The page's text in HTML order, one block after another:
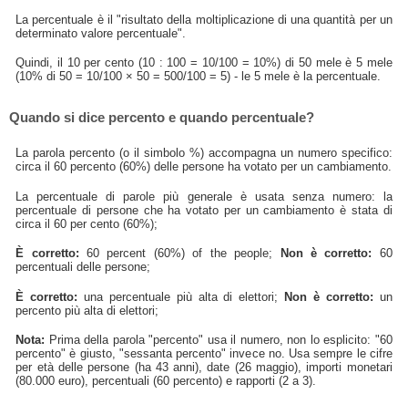
La percentuale è il "risultato della moltiplicazione di una quantità per un
determinato valore percentuale".
Quindi, il 10 per cento (10 : 100 = 10/100 = 10%) di 50 mele è 5 mele
(10% di 50 = 10/100 × 50 = 500/100 = 5) - le 5 mele è la percentuale.
Quando si dice percento e quando percentuale?
La parola percento (o il simbolo %) accompagna un numero specifico:
circa il 60 percento (60%) delle persone ha votato per un cambiamento.
La percentuale di parole più generale è usata senza numero: la
percentuale di persone che ha votato per un cambiamento è stata di
circa il 60 per cento (60%);
È corretto: 60 percent (60%) of the people; Non è corretto: 60
percentuali delle persone;
È corretto: una percentuale più alta di elettori; Non è corretto: un
percento più alta di elettori;
Nota: Prima della parola "percento" usa il numero, non lo esplicito: "60
percento" è giusto, "sessanta percento" invece no. Usa sempre le cifre
per età delle persone (ha 43 anni), date (26 maggio), importi monetari
(80.000 euro), percentuali (60 percento) e rapporti (2 a 3).